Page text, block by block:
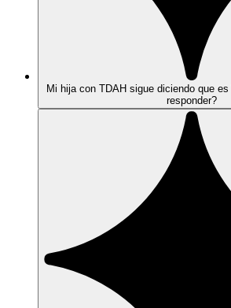
Mi hija con TDAH sigue diciendo que
responder?